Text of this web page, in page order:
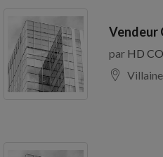
Vendeur
par HD